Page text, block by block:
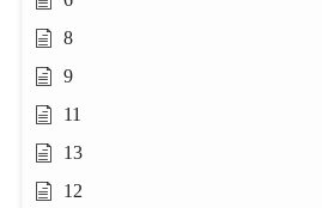
8
9
11
13
12